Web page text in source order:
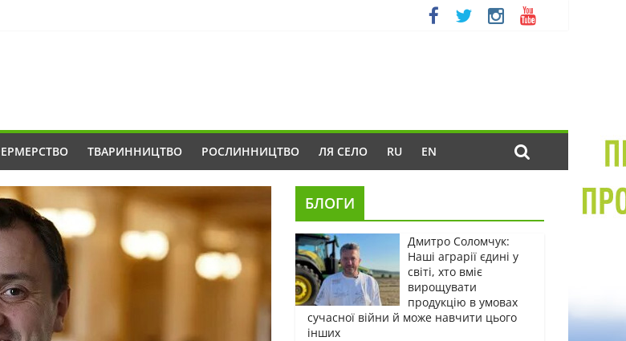
ТВАРИННИЦТВО РОСЛИННИЦТВО ЛЯ СЕЛО RU EN
БЛОГИ
Дмитро Соломчук:
Наші аграрії єдині у
світі, хто вміє
вирощувати
продукцію в умовах
сучасної війни й може навчити цього
інших